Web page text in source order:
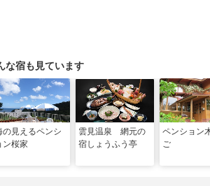
な宿も見ています
の見えるペンシ
ン桜家
雲見温泉 網元の
宿しょうふう亭
ペンション
ご